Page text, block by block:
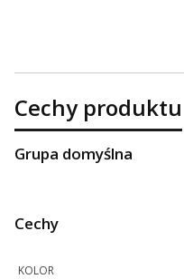
Cechy produktu
Grupa domyślna
Cechy
KOLOR